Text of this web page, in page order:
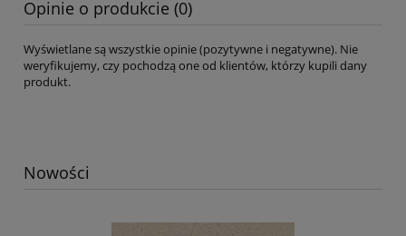
Opinie o produkcie (0)
Wyświetlane są wszystkie opinie (pozytywne i negatywne). Nie
weryfikujemy, czy pochodzą one od klientów, którzy kupili dany
produkt.
Nowości